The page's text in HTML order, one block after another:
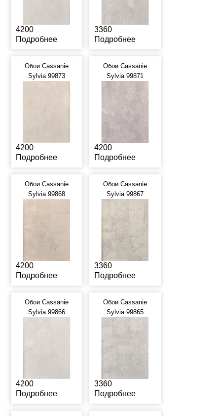
4200
Подробнее
3360
Подробнее
Обои Cassanie
Sylvia 99873
4200
Подробнее
Обои Cassanie
Sylvia 99871
4200
Подробнее
Обои Cassanie
Sylvia 99868
4200
Подробнее
Обои Cassanie
Sylvia 99867
3360
Подробнее
Обои Cassanie
Sylvia 99866
4200
Подробнее
Обои Cassanie
Sylvia 99865
3360
Подробнее